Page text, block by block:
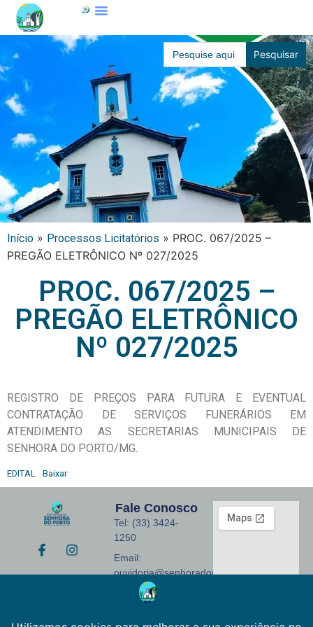
Search
for:
Início » Processos Licitatórios » PROC. 067/2025 –
PREGÃO ELETRÔNICO Nº 027/2025
PROC. 067/2025 –
PREGÃO ELETRÔNICO
Nº 027/2025
REGISTRO DE PREÇOS PARA FUTURA E EVENTUAL
CONTRATAÇÃO DE SERVIÇOS FUNERÁRIOS EM
ATENDIMENTO AS SECRETARIAS MUNICIPAIS DE
SENHORA DO PORTO/MG.
EDITAL Baixar
Fale Conosco
Tel: (33) 3424-
1250
Email:
ouvidoria@senhoradoporto.mg.gov.br
Endereço: Praça
Coelho, 155